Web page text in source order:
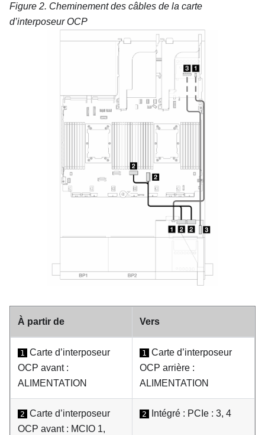
Figure 2. Cheminement des câbles de la carte
d’interposeur OCP
À partir de Vers
1 Carte d’interposeur
OCP avant :
ALIMENTATION
1 Carte d’interposeur
OCP arrière :
ALIMENTATION
2 Carte d’interposeur
OCP avant : MCIO 1,
2 Intégré : PCIe : 3, 4